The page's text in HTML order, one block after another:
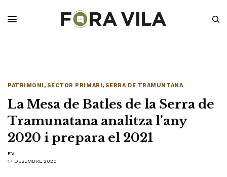
PATRIMONI , SECTOR PRIMARI, SERRA DE TRAMUNTANA
La Mesa de Batles de la Serra de
Tramunatana analitza l’any
2020 i prepara el 2021
F.V.
17 DESEMBRE 2020